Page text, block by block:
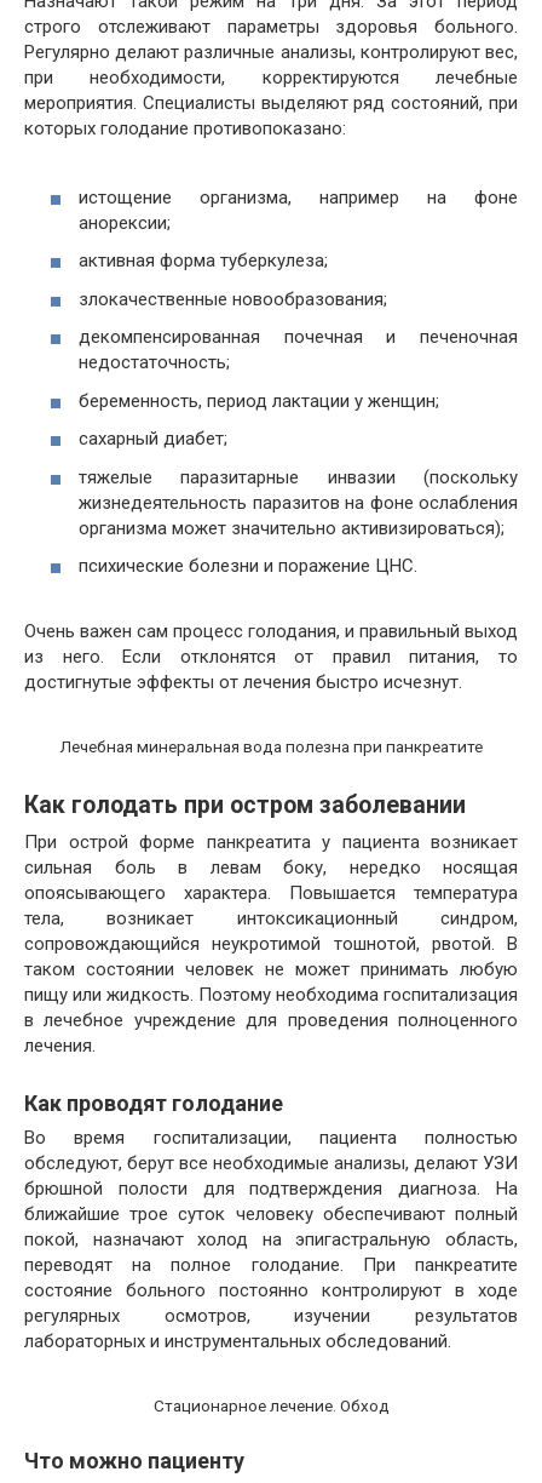
строго отслеживают параметры здоровья больного.
Регулярно делают различные анализы, контролируют вес,
при необходимости, корректируются лечебные
мероприятия. Специалисты выделяют ряд состояний, при
которых голодание противопоказано:
истощение организма, например на фоне
анорексии;
активная форма туберкулеза;
злокачественные новообразования;
декомпенсированная почечная и печеночная
недостаточность;
беременность, период лактации у женщин;
сахарный диабет;
тяжелые паразитарные инвазии (поскольку
жизнедеятельность паразитов на фоне ослабления
организма может значительно активизироваться);
психические болезни и поражение ЦНС.
Очень важен сам процесс голодания, и правильный выход
из него. Если отклонятся от правил питания, то
достигнутые эффекты от лечения быстро исчезнут.
Лечебная минеральная вода полезна при панкреатите
Как голодать при остром заболевании
При острой форме панкреатита у пациента возникает
сильная боль в левам боку, нередко носящая
опоясывающего характера. Повышается температура
тела, возникает интоксикационный синдром,
сопровождающийся неукротимой тошнотой, рвотой. В
таком состоянии человек не может принимать любую
пищу или жидкость. Поэтому необходима госпитализация
в лечебное учреждение для проведения полноценного
лечения.
Как проводят голодание
Во время госпитализации, пациента полностью
обследуют, берут все необходимые анализы, делают УЗИ
брюшной полости для подтверждения диагноза. На
ближайшие трое суток человеку обеспечивают полный
покой, назначают холод на эпигастральную область,
переводят на полное голодание. При панкреатите
состояние больного постоянно контролируют в ходе
регулярных осмотров, изучении результатов
лабораторных и инструментальных обследований.
Стационарное лечение. Обход
Что можно пациенту